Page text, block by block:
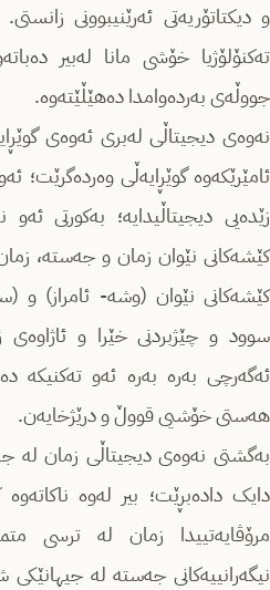
و دیكتاتۆریەتی ئەرێنیبوونی
تەكنۆلۆژیا خۆشی مانا لەبیر
جووڵەی بەردەوامدا دەهێڵێتەوە.
نەوەی دیجیتاڵی لەبری ئەوەی
ئامێرێکەوە گوێڕایەڵی وەردەگرێت؛
زێدەیی دیجیتاڵیدایە؛ بەكورتی
کێشەکانی نێوان زمان و جەستە،
کێشەکانی نێوان (وشە- ئامراز) و
سوود و چێژبردنی خێرا و ئاژاوەی
ئەگەرچی بەرە بەرە ئەو تەكنیكە
هەستی خۆشیی قووڵ و درێژخایەن.
بەگشتی نەوەی دیجیتاڵی زمان
دایک دادەبڕێت؛ بیر لەوە
مرۆڤایەتییدا زمان لە ترسی
نیگەرانییەكانی جەستە لە جیهانێكی